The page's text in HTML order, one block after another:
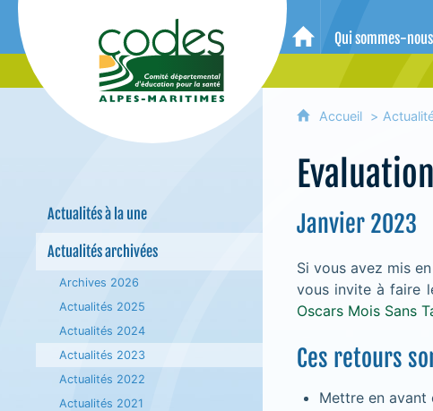
CoDES 06 - Comité départemental
Accueil
Qui sommes-
Actualités à la une
Actualités archivées
Archives 2026
Actualités 2025
Actualités 2024
Actualités 2023
Actualités 2022
Actualités 2021
Accueil
Janvier 2023
Si vous avez mis
vous invite à faire
Oscars Mois Sans
Ces retours
Mettre en avant